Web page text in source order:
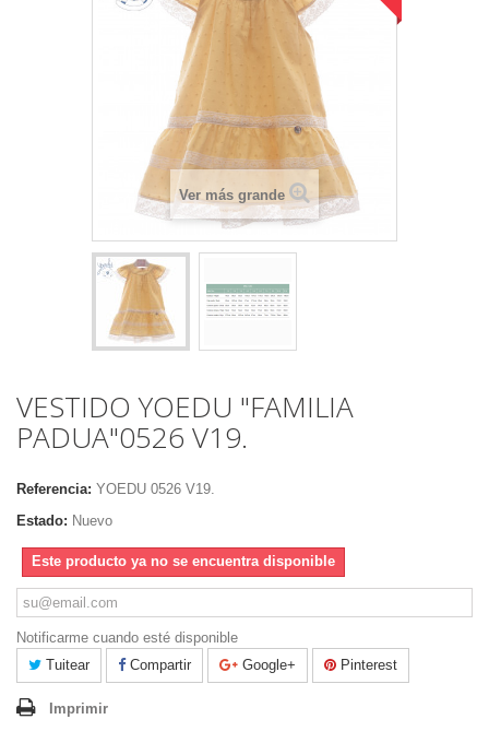
Ver más grande
VESTIDO YOEDU "FAMILIA
PADUA"0526 V19.
Referencia: YOEDU 0526 V19.
Estado: Nuevo
Este producto ya no se encuentra disponible
Notificarme cuando esté disponible
Tuitear
Compartir Google+ Pinterest
Imprimir